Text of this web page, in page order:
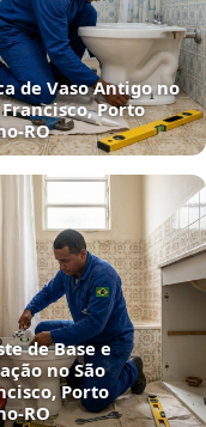
de Vaso Antigo no
Francisco, Porto
de Base e
no São
Porto